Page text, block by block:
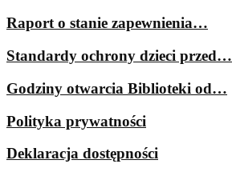
Raport o stanie zapewnienia…
Standardy ochrony dzieci przed…
Godziny otwarcia Biblioteki od…
Polityka prywatności
Deklaracja dostępności